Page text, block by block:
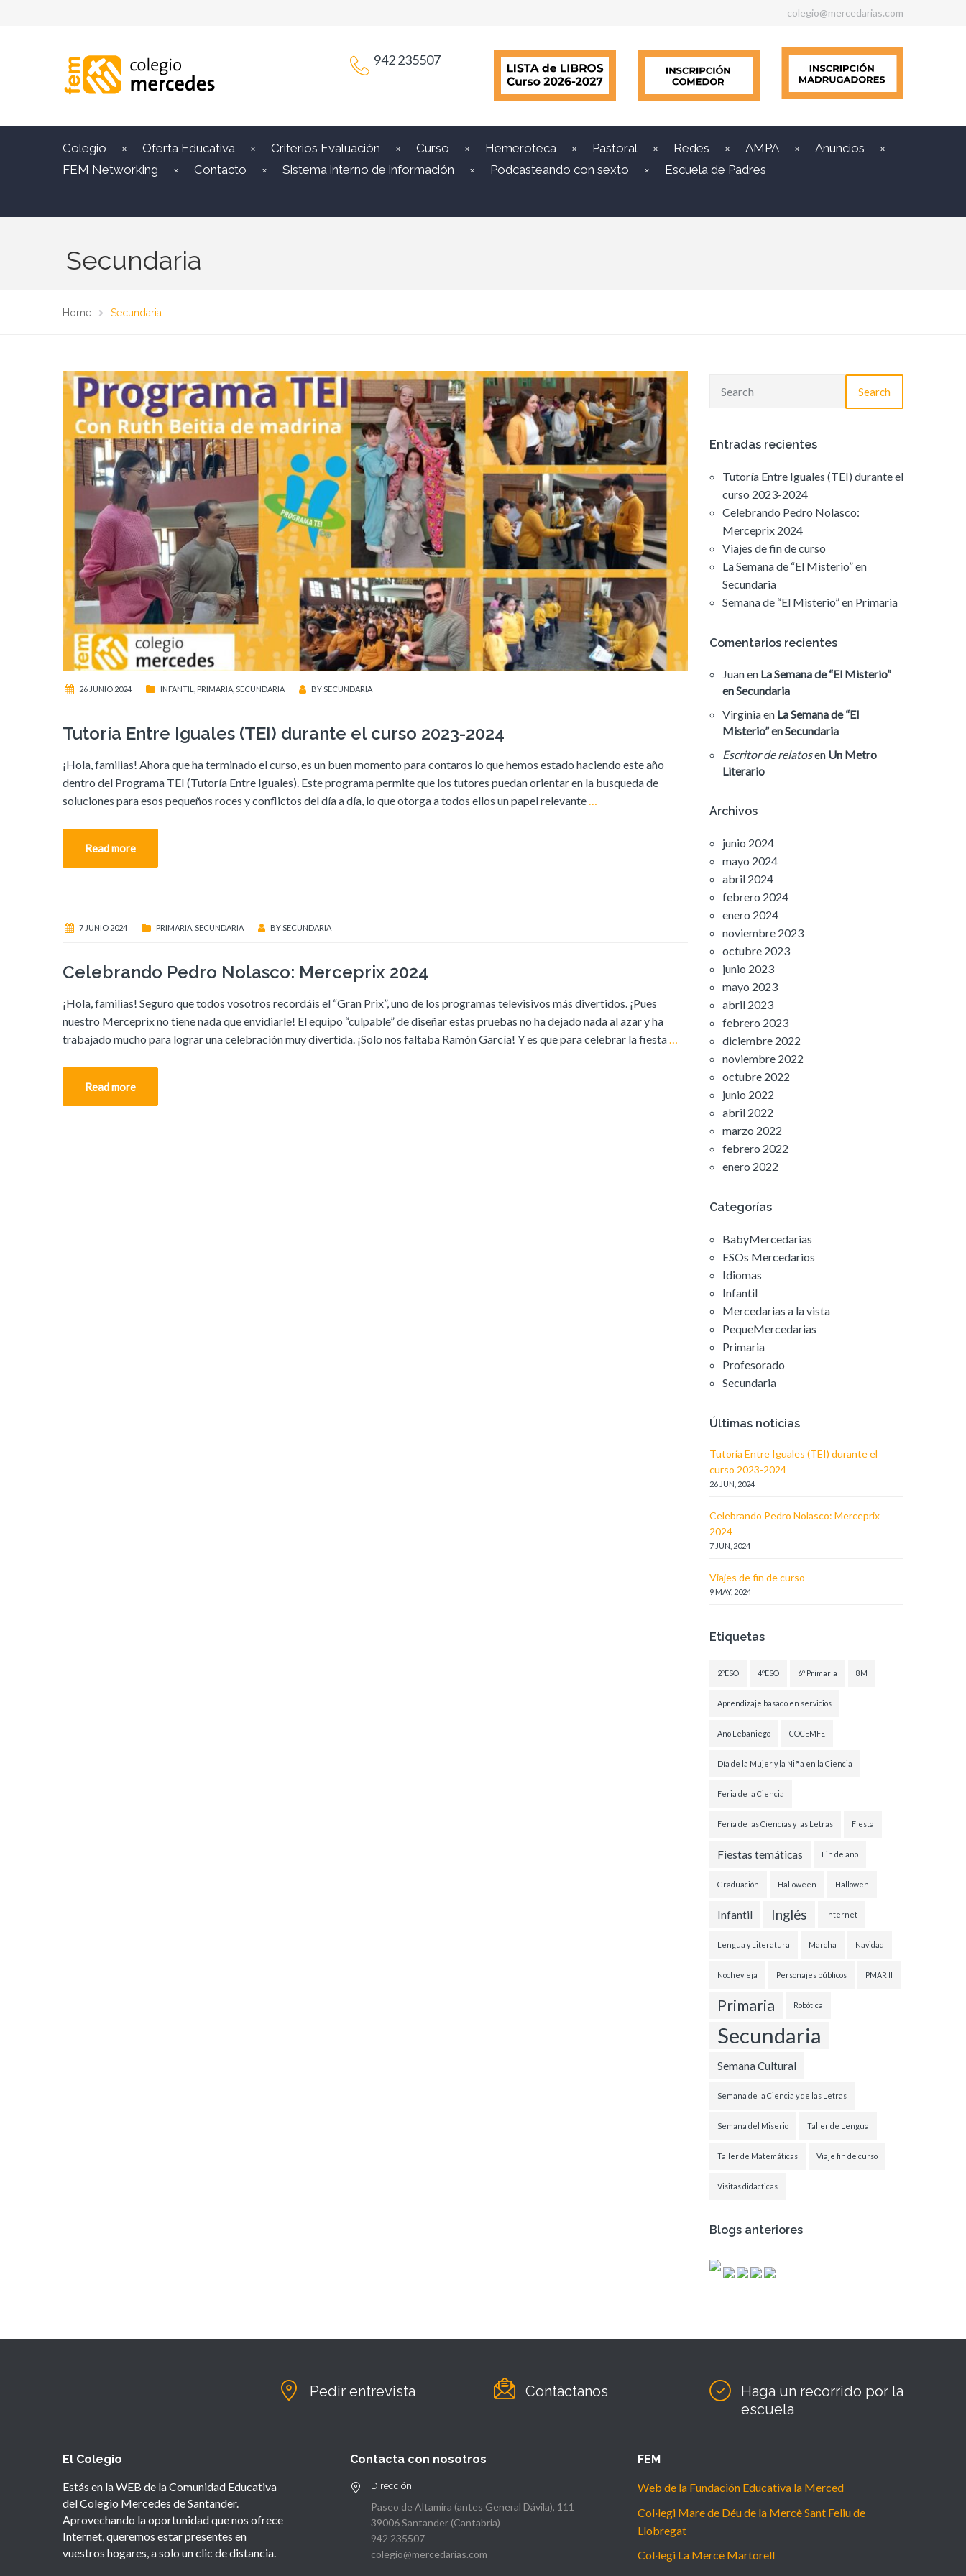
colegio@mercedarias.com
942 235507
Colegio Oferta Educativa Criterios Evaluación Curso Hemeroteca Pastoral Redes AMPA
Anuncios
FEM Networking
Contacto Sistema interno de información Podcasteando con sexto Escuela de Padres
Secundaria
Home Secundaria
26 JUNIO 2024 INFANTIL PRIMARIA SECUNDARIA BYSECUNDARIA
Tutoría Entre Iguales (TEI) durante el curso 2023-2024
¡Hola, familias! Ahora que ha terminado el curso, es un buen momento para contaros lo que hemos estado haciendo este año
dentro del Programa TEI (Tutoría Entre Iguales). Este programa permite que los tutores puedan orientar en la busqueda de
soluciones para esos pequeños roces y conflictos del día a día, lo que otorga a todos ellos un papel relevante…
Read more
7 JUNIO 2024 PRIMARIA SECUNDARIA BYSECUNDARIA
Celebrando Pedro Nolasco: Merceprix 2024
¡Hola, familias! Seguro que todos vosotros recordáis el “Gran Prix”, uno de los programas televisivos más divertidos. ¡Pues
nuestro Merceprix no tiene nada que envidiarle! El equipo “culpable” de diseñar estas pruebas no ha dejado nada al azar y ha
trabajado mucho para lograr una celebración muy divertida. ¡Solo nos faltaba Ramón García! Y es que para celebrar la fiesta…
Read more
Search
Entradas recientes
Tutoría Entre Iguales (TEI) durante el
curso 2023-2024
Celebrando Pedro Nolasco:
Merceprix 2024
Viajes de fin de curso
La Semana de “El Misterio” en
Secundaria
Semana de “El Misterio” en Primaria
Comentarios recientes
Juanen La Semana de “El Misterio”
en Secundaria
Virginiaen La Semana de “El
Misterio” en Secundaria
Escritor de relatosen Un Metro
Literario
Archivos
junio 2024
mayo 2024
abril 2024
febrero 2024
enero 2024
noviembre 2023
octubre 2023
junio 2023
mayo 2023
abril 2023
febrero 2023
diciembre 2022
noviembre 2022
octubre 2022
junio 2022
abril 2022
marzo 2022
febrero 2022
enero 2022
Categorías
BabyMercedarias
ESOs Mercedarios
Idiomas
Infantil
Mercedarias a la vista
PequeMercedarias
Primaria
Profesorado
Secundaria
Últimas noticias
Tutoría Entre Iguales (TEI) durante el
curso 2023-2024
26 JUN, 2024
Celebrando Pedro Nolasco: Merceprix
2024
7 JUN, 2024
Viajes de fin de curso
9 MAY, 2024
Etiquetas
2ºESO 4ºESO 6º Primaria 8M
Aprendizaje basado en servicios
Año Lebaniego COCEMFE
Día de la Mujer y la Niña en la Ciencia
Feria de la Ciencia
Feria de las Ciencias y las Letras Fiesta
Fiestas temáticas Fin de año
Graduación Halloween Hallowen
Infantil Inglés Internet
Lengua y Literatura Marcha Navidad
Nochevieja Personajes públicos PMAR II
Primaria Robótica
Secundaria
Semana Cultural
Semana de la Ciencia y de las Letras
Semana del Miserio Taller de Lengua
Taller de Matemáticas Viaje fin de curso
Visitas didacticas
Blogs anteriores
Pedir entrevista Contáctanos
Haga un recorrido por la
escuela
El Colegio
Estás en la WEB de la Comunidad Educativa
del Colegio Mercedes de Santander.
Aprovechando la oportunidad que nos ofrece
Internet, queremos estar presentes en
vuestros hogares, a solo un clic de distancia.
Contacta con nosotros
Dirección
Paseo de Altamira (antes General Dávila), 111
39006 Santander (Cantabria)
942 235507
colegio@mercedarias.com
FEM
Web de la Fundación Educativa la Merced
Col·legi Mare de Déu de la Mercè Sant Feliu de
Llobregat
Col·legi La Mercè Martorell